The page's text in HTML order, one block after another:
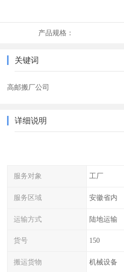
产品规格：
关键词
高邮搬厂公司
详细说明
服务对象 工厂
服务区域 安徽省内
运输方式 陆地运输
货号 150
搬运货物 机械设备